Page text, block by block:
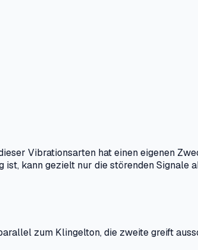
Vibrationsarten hat einen eigenen
kann gezielt nur die störenden Signale
zum Klingelton, die zweite greift